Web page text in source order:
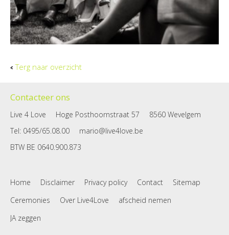
Terg naar overzicht
Contacteer ons
Live 4 Love Hoge Posthoornstraat 57
8560 Wevelgem
Tel: 0495/65.08.00
mario@live4love.be
BTW BE 0640.900.873
Home Disclaimer Privacy policy Contact
Sitemap
Ceremonies
Over Live4Love
afscheid nemen
JA zeggen